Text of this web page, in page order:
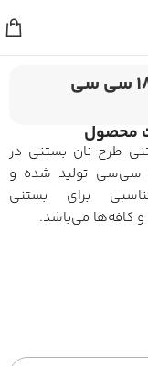
محصول
طرح نان بستنی در
سایز 180 سی‌سی تولید شده و
برای بستنی
کافه‌ها می‌باشد.